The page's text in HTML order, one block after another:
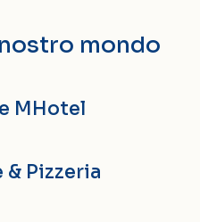
mondo
MHotel
Pizzeria